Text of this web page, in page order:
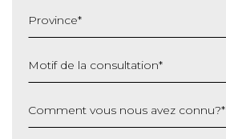
AAAA
Province*
Motif de la consultation*
Comment vous nous avez connu?*